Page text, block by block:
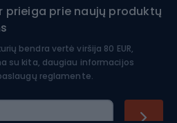
prieiga prie naujų produktų
bendra vertė viršija 80 EUR,
su kita, daugiau informacijos
reglamente.